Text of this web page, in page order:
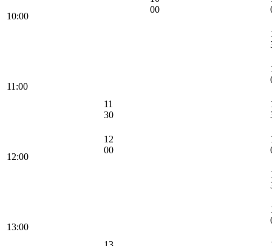
10:00
00
11:00
11
30
12:00
12
00
13:00